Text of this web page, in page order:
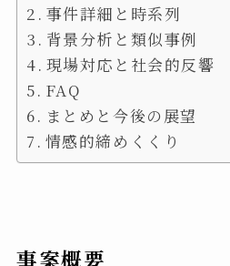
事件詳細と時系列
背景分析と類似事例
現場対応と社会的反響
FAQ
まとめと今後の展望
情感的締めくくり
事案概要